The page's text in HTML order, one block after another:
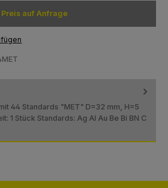
Preis auf Anfrage
44 Standards "MET" D=32 mm, H=5
1 Stück Standards: Ag Al Au Be Bi BN C